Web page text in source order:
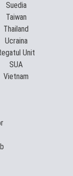
Suedia
Taiwan
Thailand
Ucraina
Unit
SUA
Vietnam